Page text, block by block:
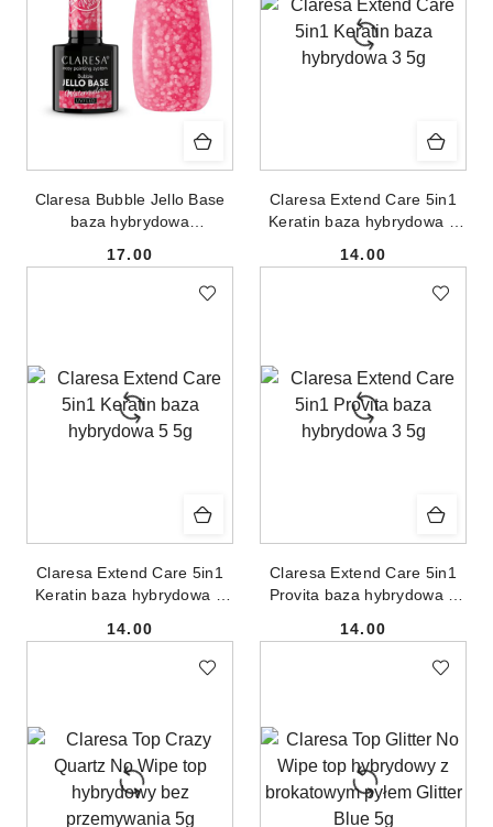
Claresa Bubble Jello Base
baza hybrydowa
Cena:
17.00
Claresa Extend Care 5in1
Keratin baza hybrydowa 3
Cena:
14.00
Claresa Extend Care 5in1
Keratin baza hybrydowa 5
Cena:
14.00
Claresa Extend Care 5in1
Provita baza hybrydowa 3
Cena:
14.00